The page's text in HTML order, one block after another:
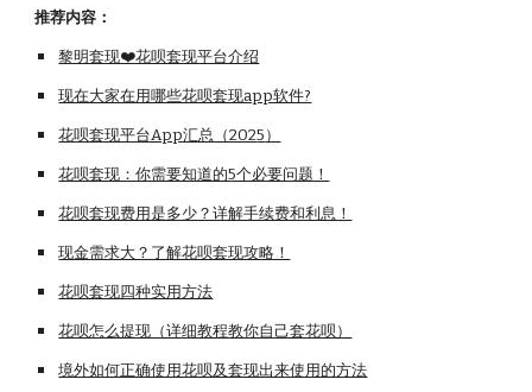
推荐内容：
黎明套现❤️花呗套现平台介绍
现在大家在用哪些花呗套现app软件?
花呗套现平台App汇总（2025）
花呗套现：你需要知道的5个必要问题！
花呗套现费用是多少？详解手续费和利息！
现金需求大？了解花呗套现攻略！
花呗套现四种实用方法
花呗怎么提现（详细教程教你自己套花呗）
境外如何正确使用花呗及套现出来使用的方法